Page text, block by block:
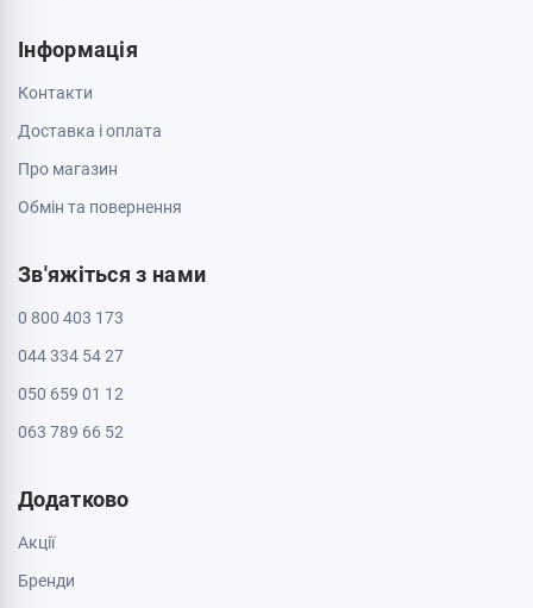
Інформація
Контакти
Доставка і оплата
Про магазин
Обмін та повернення
Зв'яжіться з нами
0 800 403 173
044 334 54 27
050 659 01 12
063 789 66 52
Додатково
Акції
Бренди